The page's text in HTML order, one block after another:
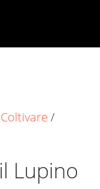
/
Lupino